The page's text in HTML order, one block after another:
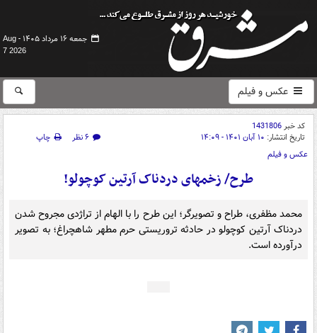
جمعه ۱۶ مرداد ۱۴۰۵ -
Aug
7 2026
عکس و فیلم
کد خبر1431806
تاریخ انتشار: ۱۰ آبان ۱۴۰۱ - ۱۴:۰۹ ۶ نظر
چاپ
عکس و فیلم
طرح/ زخمهای دردناک آرتین کوچولو!
محمد مظفری، طراح و تصویرگر؛ این طرح را با الهام از تراژدی مجروح شدن
دردناک آرتین کوچولو در حادثه تروریستی حرم مطهر شاهچراغ؛ به تصویر
درآورده است.